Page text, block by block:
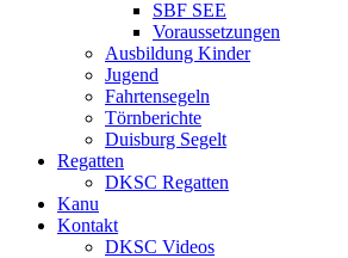
SBF SEE
Voraussetzungen
Ausbildung Kinder
Jugend
Fahrtensegeln
Törnberichte
Duisburg Segelt
Regatten
DKSC Regatten
Kanu
Kontakt
DKSC Videos